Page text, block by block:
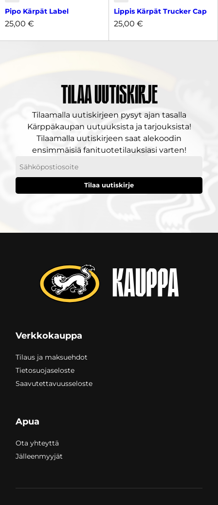
Pipo Kärpät Label
25,00 €
Lippis Kärpät Trucker Cap
25,00 €
Tilaa uutiskirje
Tilaamalla uutiskirjeen pysyt ajan tasalla
Kärppäkaupan uutuuksista ja tarjouksista!
Tilaamalla uutiskirjeen saat alekoodin
ensimmäisiä fanituotetilauksiasi varten!
Verkkokauppa
Tilaus ja maksuehdot
Tietosuojaseloste
Saavutettavuusseloste
Apua
Ota yhteyttä
Jälleenmyyjät